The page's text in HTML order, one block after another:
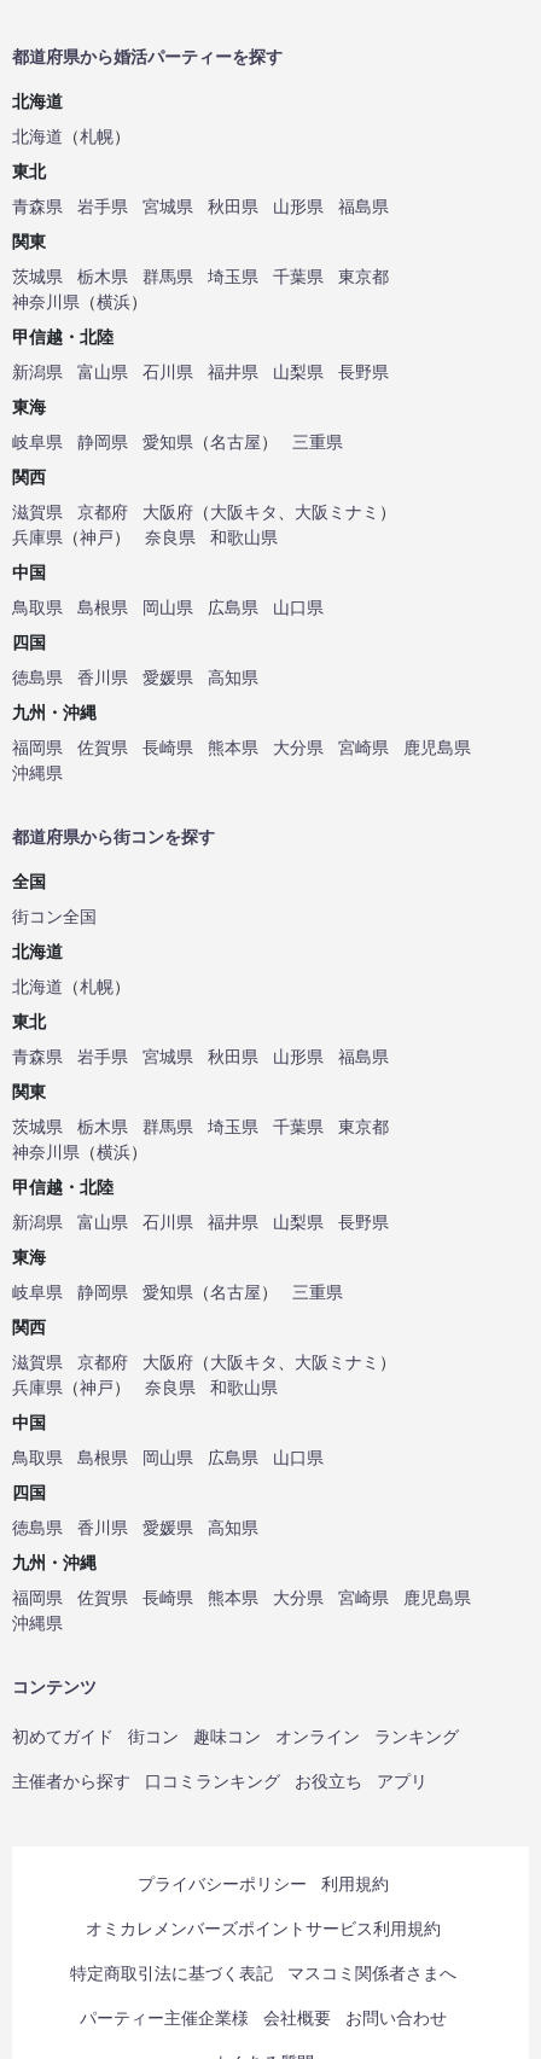
都道府県から婚活パーティーを探す
北海道
北海道 （札幌）
東北
青森県
岩手県 宮城県 秋田県 山形県
福島県
関東
茨城県
栃木県 群馬県 埼玉県 千葉県
東京都
神奈川県 （横浜）
甲信越・北陸
新潟県
富山県 石川県 福井県 山梨県
長野県
東海
岐阜県
静岡県 愛知県 （名古屋）
三重県
関西
滋賀県
京都府 大阪府 （大阪キタ 大阪ミナミ ）
兵庫県 （神戸） 奈良県
和歌山県
中国
鳥取県
島根県 岡山県 広島県
山口県
四国
徳島県
香川県 愛媛県
高知県
九州・沖縄
福岡県
佐賀県 長崎県 熊本県 大分県 宮崎県
鹿児島県
沖縄県
都道府県から街コンを探す
全国
街コン全国
北海道
北海道 （札幌）
東北
青森県
岩手県 宮城県 秋田県 山形県
福島県
関東
茨城県
栃木県 群馬県 埼玉県 千葉県
東京都
神奈川県 （横浜）
甲信越・北陸
新潟県
富山県 石川県 福井県 山梨県
長野県
東海
岐阜県
静岡県 愛知県 （名古屋）
三重県
関西
滋賀県
京都府 大阪府 （大阪キタ 大阪ミナミ ）
兵庫県 （神戸） 奈良県
和歌山県
中国
鳥取県
島根県 岡山県 広島県
山口県
四国
徳島県
香川県 愛媛県
高知県
九州・沖縄
福岡県
佐賀県 長崎県 熊本県 大分県 宮崎県
鹿児島県
沖縄県
コンテンツ
初めてガイド 街コン 趣味コン オンライン ランキング
主催者から探す 口コミランキング お役立ち アプリ
プライバシーポリシー 利用規約
オミカレメンバーズポイントサービス利用規約
特定商取引法に基づく表記 マスコミ関係者さまへ
パーティー主催企業様 会社概要 お問い合わせ